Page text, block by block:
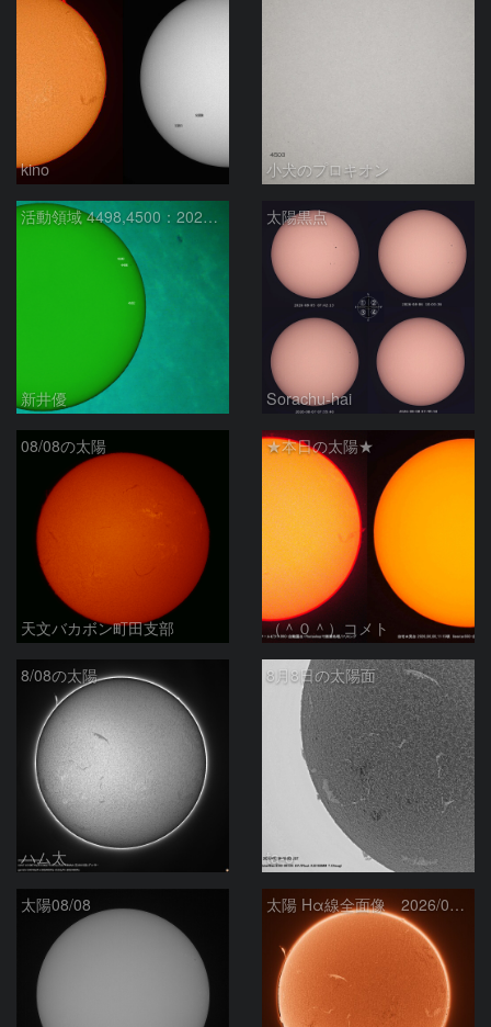
kino 小犬のプロキオン
活動領域 4498,4500：2026/08/08
新井優
太陽黒点
Sorachu-hai
08/08の太陽
天文バカボン町田支部
★本日の太陽★
（＾０＾）コメト
8/08の太陽
ハム太
8月8日の太陽面
ta-o
太陽08/08 太陽 Hα線全面像 2026/08/08